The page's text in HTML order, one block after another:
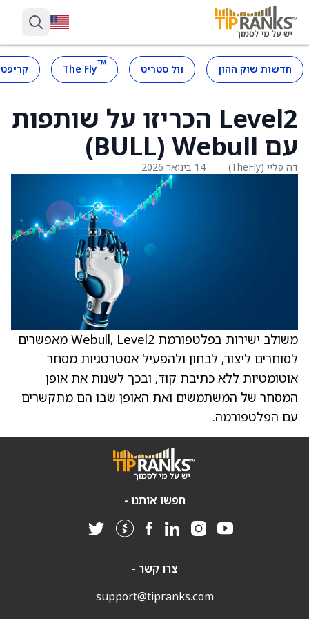
חדשות שוק ההון וול סטריט ™
The Fly
Level2 הכריזו על שותפות
עם Webull ‏(BULL)
דה פליי (TheFly) 14 בינואר 2026
משולב ישירות בפלטפורמת Webull, Level2 מאפשרים
לסוחרים ליצור, לבחון ולהפעיל אסטרטגיות מסחר
אוטומטיות ללא כתיבת קוד, ובכך לשנות את אופן
המסחר של המשתמשים ואת האופן שבו הם מתקשרים
עם הפלטפורמה.
חפשו אותנו -
צרו קשר -
support@tipranks.com